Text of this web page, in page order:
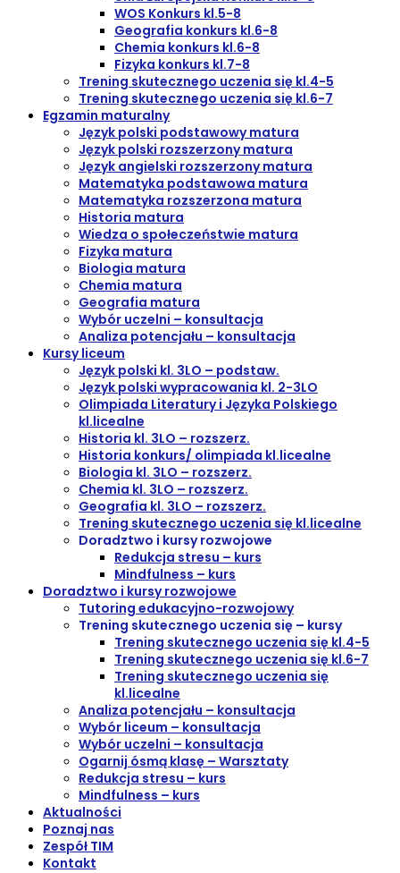
WOS Konkurs kl.5-8
Geografia konkurs kl.6-8
Chemia konkurs kl.6-8
Fizyka konkurs kl.7-8
Trening skutecznego uczenia się kl.4-5
Trening skutecznego uczenia się kl.6-7
Egzamin maturalny
Język polski podstawowy matura
Język polski rozszerzony matura
Język angielski rozszerzony matura
Matematyka podstawowa matura
Matematyka rozszerzona matura
Historia matura
Wiedza o społeczeństwie matura
Fizyka matura
Biologia matura
Chemia matura
Geografia matura
Wybór uczelni – konsultacja
Analiza potencjału – konsultacja
Kursy liceum
Język polski kl. 3LO – podstaw.
Język polski wypracowania kl. 2-3LO
Olimpiada Literatury i Języka Polskiego
kl.licealne
Historia kl. 3LO – rozszerz.
Historia konkurs/ olimpiada kl.licealne
Biologia kl. 3LO – rozszerz.
Chemia kl. 3LO – rozszerz.
Geografia kl. 3LO – rozszerz.
Trening skutecznego uczenia się kl.licealne
Doradztwo i kursy rozwojowe
Redukcja stresu – kurs
Mindfulness – kurs
Doradztwo i kursy rozwojowe
Tutoring edukacyjno-rozwojowy
Trening skutecznego uczenia się – kursy
Trening skutecznego uczenia się kl.4-5
Trening skutecznego uczenia się kl.6-7
Trening skutecznego uczenia się
kl.licealne
Analiza potencjału – konsultacja
Wybór liceum – konsultacja
Wybór uczelni – konsultacja
Ogarnij ósmą klasę – Warsztaty
Redukcja stresu – kurs
Mindfulness – kurs
Aktualności
Poznaj nas
Zespół TIM
Kontakt